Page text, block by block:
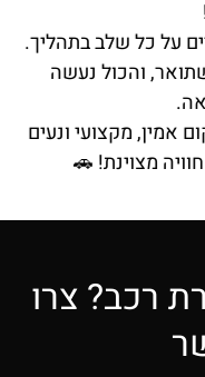
על כל שלב בתהליך.
והכול נעשה
מקצועי ונעים
מצוינת! 🚗‏
רכב? צרו